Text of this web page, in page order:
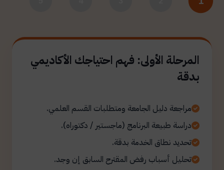
المرحلة الأولى: فهم احتياجك الأكاديمي
بدقة
مراجعة دليل الجامعة ومتطلبات القسم العلمي.
دراسة طبيعة البرنامج (ماجستير / دكتوراه).
تحديد نطاق الخدمة بدقة.
تحليل أسباب رفض المقترح السابق إن وجد.